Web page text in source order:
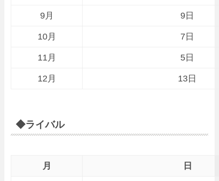
9月 9日
10月 7日
11月 5日
12月 13日
◆ライバル
月 日